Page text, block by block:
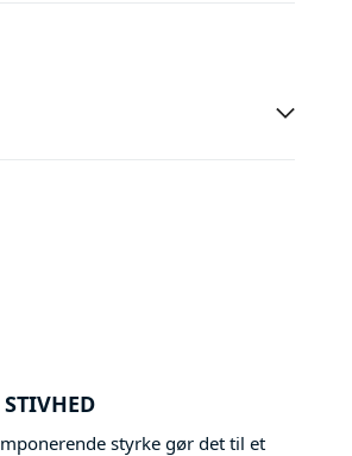
styrke gør det til et